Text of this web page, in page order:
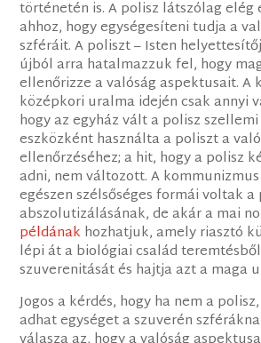
történetén is. A polisz látszólag elég
ahhoz, hogy egységesíteni tudja a
szféráit. A poliszt – Isten
újból arra hatalmazzuk fel, hogy
ellenőrizze a valóság aspektusait. A
középkori uralma idején csak annyi
hogy az egyház vált a polisz
eszközként használta a poliszt a
ellenőrzéséhez; a hit, hogy a polisz
adni, nem változott. A
egészen szélsőséges formái voltak a
abszolutizálásának, de akár a mai
példának hozhatjuk, amely riasztó
lépi át a biológiai család
szuverenitását és hajtja azt a maga
Jogos a kérdés, hogy ha nem a
adhat egységet a szuverén